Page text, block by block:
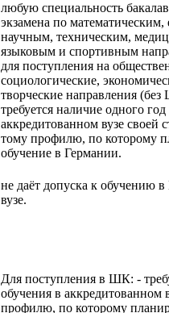
любую специальность
экзамена по математическим,
научным, техническим,
языковым и спортивным
для поступления на
социологические,
творческие направления
требуется наличие одного
аккредитованном вузе своей
тому профилю, по которому
обучение в Германии.
не даёт допуска к обучению
вузе.
Для поступления в ШК: -
обучения в аккредитованном
профилю, по которому